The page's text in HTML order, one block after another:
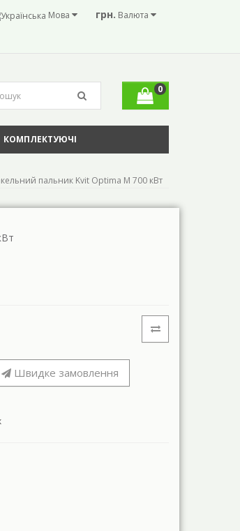
грн. Валюта
Мова
0
КОМПЛЕКТУЮЧІ
пальник Kvit Optima M 700 кВт
Швидке замовлення